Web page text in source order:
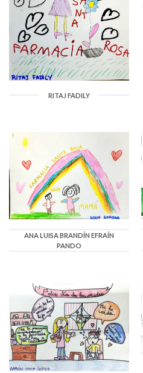
RITAJ FADILY
ANA LUISA BRANDÍN EFRAÍN
PANDO